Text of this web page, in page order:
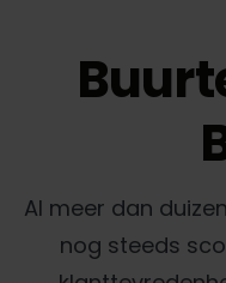
Al meer dan
nog steeds